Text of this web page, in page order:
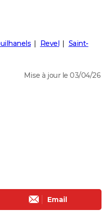
Revel
Saint-
Mise à jour le 03/04/26
Email